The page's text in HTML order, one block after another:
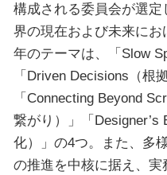
構成される委員会が選
界の現在および未来に
年のテーマは、「Slow
「Driven Decisions（根
「Connecting Beyond
繋がり）」「Designer’s
化）」の4つ。また、多
の推進を中核に据え、